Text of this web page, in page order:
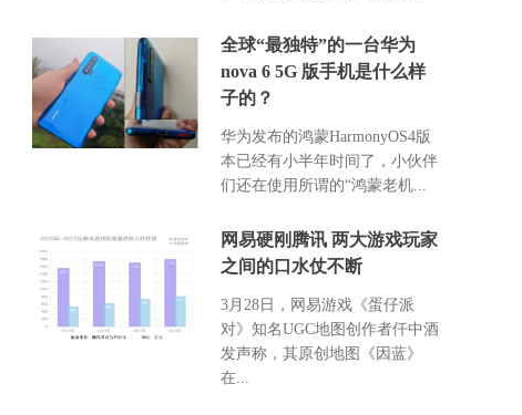
全球“最独特”的一台华为
nova 6 5G 版手机是什么样
子的？
华为发布的鸿蒙HarmonyOS4版
本已经有小半年时间了，小伙伴
们还在使用所谓的“鸿蒙老机...
网易硬刚腾讯 两大游戏玩家
之间的口水仗不断
3月28日，网易游戏《蛋仔派
对》知名UGC地图创作者仟中酒
发声称，其原创地图《因蓝》
在...